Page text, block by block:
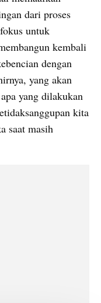
dari proses
untuk
kembali
dengan
yang akan
yang dilakukan
kita
saat masih